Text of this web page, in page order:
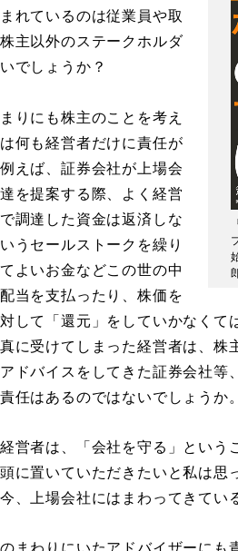
れているのは従業員や取
主以外のステークホルダ
でしょうか？
りにも株主のことを考え
何も経営者だけに責任が
えば、証券会社が上場会
を提案する際、よく経営
調達した資金は返済しな
うセールストークを繰り
よいお金などこの世の中
当を支払ったり、株価を
して「還元」をしていかなく
に受けてしまった経営者は、株
ドバイスをしてきた証券会社等
任はあるのではないでしょうか。
営者は、「会社を守る」という
に置いていただきたいと私は思
、上場会社にはまわってきてい
まわりにいたアドバイザーにも